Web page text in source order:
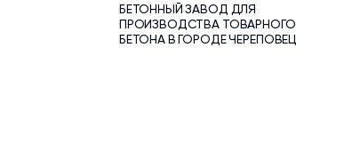
БЕТОННЫЙ ЗАВОД ДЛЯ
ПРОИЗВОДСТВА ТОВАРНОГО
БЕТОНА В ГОРОДЕ ЧЕРЕПОВЕЦ